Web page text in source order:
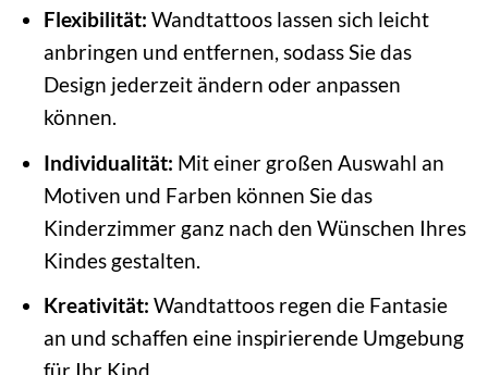
Flexibilität: Wandtattoos lassen sich leicht
anbringen und entfernen, sodass Sie das
Design jederzeit ändern oder anpassen
können.
Individualität: Mit einer großen Auswahl an
Motiven und Farben können Sie das
Kinderzimmer ganz nach den Wünschen Ihres
Kindes gestalten.
Kreativität: Wandtattoos regen die Fantasie
an und schaffen eine inspirierende Umgebung